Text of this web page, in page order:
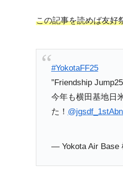
この記事を読めば友好
#YokotaFF25
”Friendship
今年も横田基地日
た！
— Yokota Air Base